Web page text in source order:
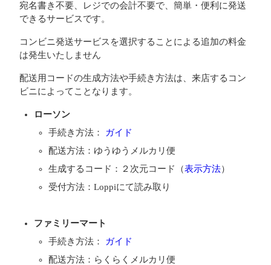
宛名書き不要、レジでの会計不要で、簡単・便利に発送
できるサービスです。
コンビニ発送サービスを選択することによる追加の料金
は発生いたしません
配送用コードの生成方法や手続き方法は、来店するコン
ビニによってことなります。
ローソン
手続き方法：
ガイド
配送方法：ゆうゆうメルカリ便
生成するコード：２次元コード（表示方法）
受付方法：Loppiにて読み取り
ファミリーマート
手続き方法：
ガイド
配送方法：らくらくメルカリ便